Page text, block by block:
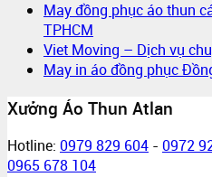
May đồng phục áo thun
TPHCM
Viet Moving – Dịch vụ
May in áo đồng phục
Xưởng Áo Thun Atlan
Hotline: 0979 829 604 - 0972
0965 678 104